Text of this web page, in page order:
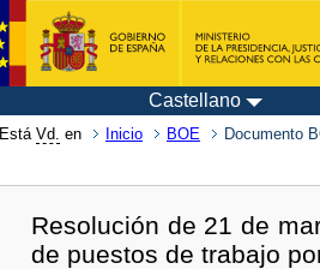
Castellano
Está Vd. en Inicio BOE Documento
Resolución de 21 de
de puestos de trabajo